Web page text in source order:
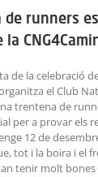
de runners
de la celebració
el Club
trentena de
per a provar els
12 de
tot i la boira i el
tenir molt bones